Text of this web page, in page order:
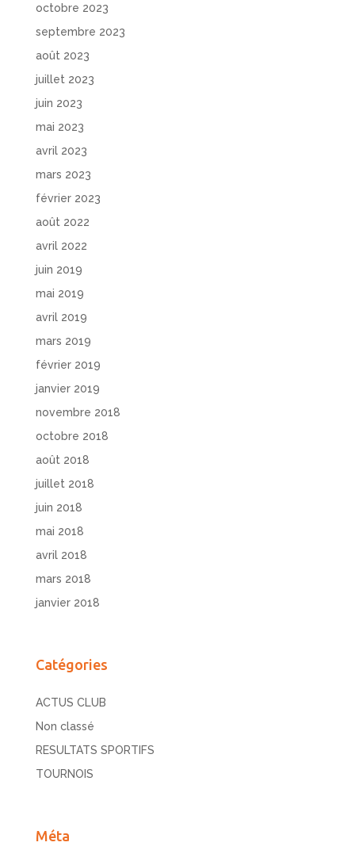
octobre 2023
septembre 2023
août 2023
juillet 2023
juin 2023
mai 2023
avril 2023
mars 2023
février 2023
août 2022
avril 2022
juin 2019
mai 2019
avril 2019
mars 2019
février 2019
janvier 2019
novembre 2018
octobre 2018
août 2018
juillet 2018
juin 2018
mai 2018
avril 2018
mars 2018
janvier 2018
Catégories
ACTUS CLUB
Non classé
RESULTATS SPORTIFS
TOURNOIS
Méta